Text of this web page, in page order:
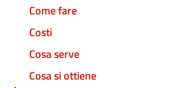
Come fare
Costi
Cosa serve
Cosa si ottiene